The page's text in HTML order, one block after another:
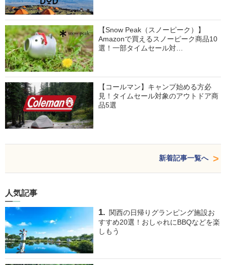
【Snow Peak（スノーピーク）】
Amazonで買えるスノーピーク商品10
選！一部タイムセール対…
【コールマン】キャンプ始める方必
見！タイムセール対象のアウトドア商
品5選
新着記事一覧へ
人気記事
関西の日帰りグランピング施設お
すすめ20選！おしゃれにBBQなどを楽
しもう